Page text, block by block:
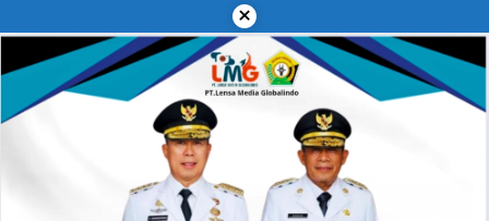
ke
konten
×